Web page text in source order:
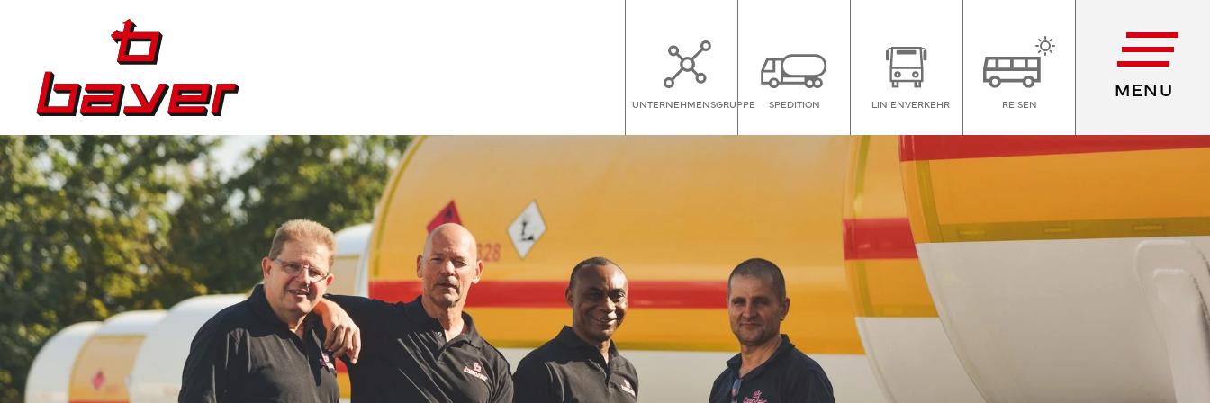
UNTERNEHMENSGRUPPE SPEDITION LINIENVERKEHR REISEN
MENU